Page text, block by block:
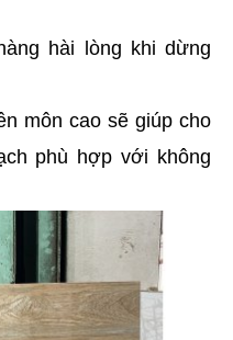
hài lòng khi dừng
môn cao sẽ giúp cho
phù hợp với không